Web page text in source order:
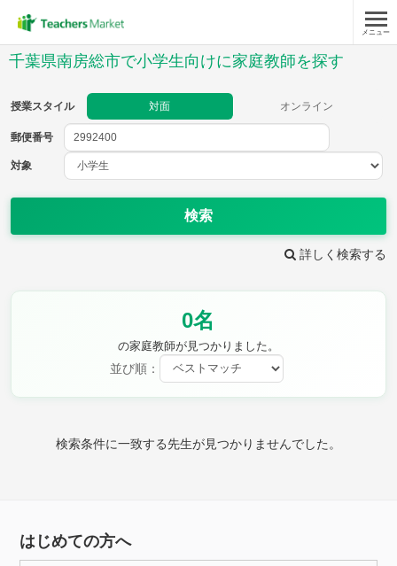
メニュー
千葉県南房総市で小学生向けに家庭教師を探す
授業スタイル 対面 オンライン
郵便番号
対象
検索
詳しく検索する
0名
の家庭教師が見つかりました。
並び順：
検索条件に一致する先生が見つかりませんでした。
郵便番号
教科
理科
保健・体育 図画工作 書写
月曜日 火曜日
はじめての方へ